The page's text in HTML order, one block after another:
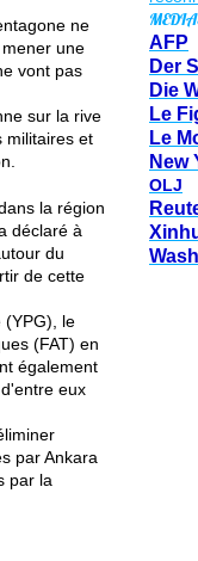
ne
une
vont pas
sur la rive
militaires et
la région
déclaré à
du
de cette
(YPG), le
(FAT) en
également
eux
par Ankara
par la
AFP
Der
Die
Le
Le
New
OLJ